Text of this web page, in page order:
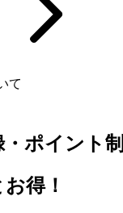
て
ポイント
得！